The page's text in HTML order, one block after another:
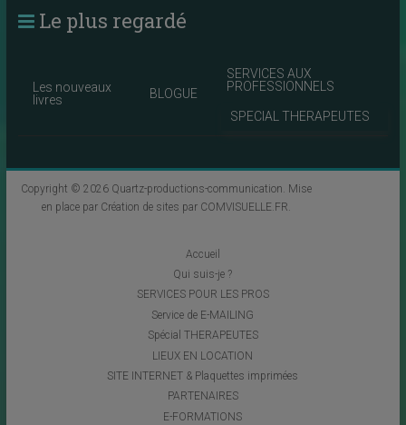
Le plus regardé
Les nouveaux
livres
BLOGUE
SERVICES AUX
PROFESSIONNELS
SPECIAL THERAPEUTES
Copyright © 2026 Quartz-productions-communication . Mise
en place par Création de sites par COMVISUELLE.FR
Accueil
Qui suis-je ?
SERVICES POUR LES PROS
Service de E-MAILING
Spécial THERAPEUTES
LIEUX EN LOCATION
SITE INTERNET & Plaquettes imprimées
PARTENAIRES
E-FORMATIONS